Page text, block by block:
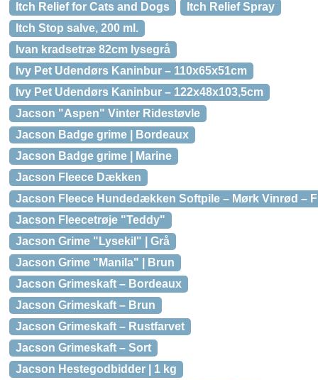
Itch Relief for Cats and Dogs
Itch Relief Spray
Itch Stop salve, 200 ml.
Ivan kradsetræ 82cm lysegrå
Ivy Pet Udendørs Kaninbur – 110x65x51cm
Ivy Pet Udendørs Kaninbur – 122x48x103,5cm
Jacson "Aspen" Vinter Ridestøvle
Jacson Badge grime | Bordeaux
Jacson Badge grime | Marine
Jacson Fleece Dækken
Jacson Fleece Hundedækken Softpile – Mørk Vinrød –
Jacson Fleecetrøje "Teddy"
Jacson Grime "Lysekil" | Grå
Jacson Grime "Manila" | Brun
Jacson Grimeskaft – Bordeaux
Jacson Grimeskaft – Brun
Jacson Grimeskaft – Rustfarvet
Jacson Grimeskaft – Sort
Jacson Hestegodbidder | 1 kg